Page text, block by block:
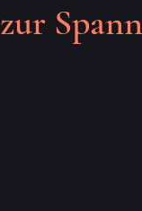
zur